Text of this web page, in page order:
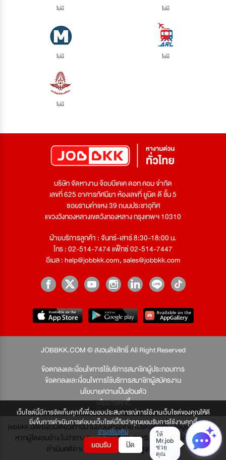
เว็บไซต์นี้มีการจัดเก็บคุกกี้เพื่อมอบประสบการณ์การใช้งานเว็บไซต์ของคุณให้ดี
ยิ่งขึ้นการดำเนินการต่อบนเว็บไซต์นี้ถือว่าคุณยอมรับการใช้งานคุกกี้
อ่านเพิ่มเติม
ยอมรับ ปิด
ไม่มี ไม่มี
ไม่มี ไม่มี
ไม่มี
บริษัท จัดหางาน จ๊อบบีเคเค ดอท คอม จำกัด
เลขที่ 625 อาคารทัศนียา ห้องเลขที่ ยูนิต ดี ชั้น 5
ซอยรามคำแหง 39 ถนนประชาอุทิศ
แขวงวังทองหลางเขตวังทองหลาง กรุงเทพฯ 10310
ฝ่ายบริการลูกค้า : จันทร์-เสาร์ 8:30-18:00 น.
โทร : 02-514-7474 แฟ็กซ์ 02-514-7447
อีเมล :help@jobbkk.com,sales@jobbkk.com
JOBBKK.COM © สงวนลิขสิทธิ์ All Right Reserved
ข้อตกลงและเงื่อนไขการใช้บริการสมาชิกผู้ประกอบการ
ข้อตกลงและเงื่อนไขการใช้บริการสมาชิกผู้สมัครงาน
นโยบายความเป็นส่วนตัว
นโยบายคุกกี้
jobbkk มีเพียงเว็บเดียวเท่านั้น ไม่มีเว็บเครือข่าย โปรดอย่าหลงเชื่อผู้แอบอ้าง และ
หากผู้ใดแอบอ้าง ไม่ว่าทาง Email, โทรศัพท์, SMS หรือทางใดก็ตาม จะถูก
ดำเนินคดีตามที่กฎหมายบัญญัติไว้สูงสุด